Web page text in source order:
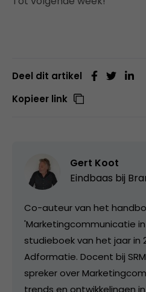
Deel dit artikel
Kopieer link
Gert Koot
Eindbaas bij
Co-auteur van het
'Marketingcommunicatie in
studieboek van het jaar in
Adformatie. Docent bij SRM
spreker over